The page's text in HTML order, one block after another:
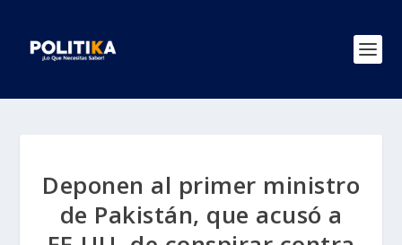
Deponen al primer ministro
de Pakistán, que acusó a